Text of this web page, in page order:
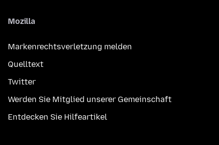
Mozilla
Markenrechtsverletzung melden
Quelltext
Twitter
Werden Sie Mitglied unserer Gemeinschaft
Entdecken Sie Hilfeartikel